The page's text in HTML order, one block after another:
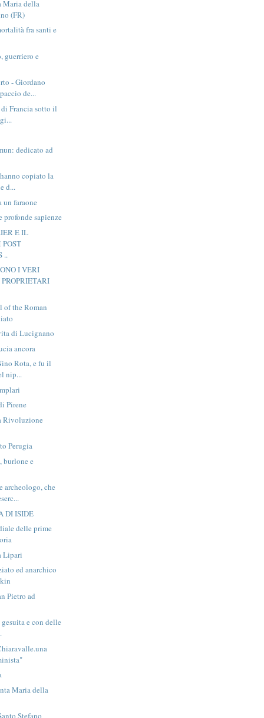
Maria della
(FR)
fra santi e
guerriero e
- Giordano
de...
Francia sotto il
dedicato ad
copiato la
d...
un faraone
profonde sapienze
E IL
..
I VERI
of the Roman
di Lucignano
ancora
Rota, e fu il
nip...
Pirene
Rivoluzione
Perugia
burlone e
archeologo, che
DI ISIDE
delle prime
Lipari
ed anarchico
Pietro ad
e con delle
Maria della
Stefano